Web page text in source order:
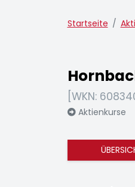
Startseite
[WKN:
Aktienkurse